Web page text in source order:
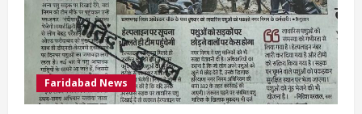
Faridabad News